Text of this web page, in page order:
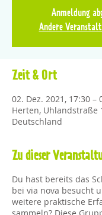
Anmeldung
Andere
Zeit & Ort
02. Dez. 2021, 17:30 –
Herten, Uhlandstraße
Deutschland
Zu dieser
Du hast bereits das
bei via nova besucht
weitere praktische